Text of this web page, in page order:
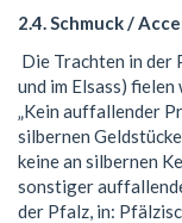
2.4. Schmuck /
Die Trachten in der
und im Elsass)
„Kein auffallender
silbernen
keine an silbernen
sonstiger
der Pfalz, in: